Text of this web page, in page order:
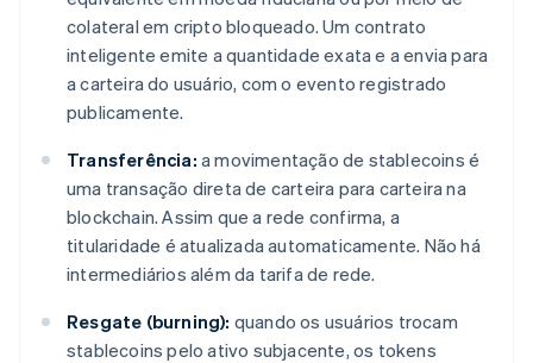
colateral em cripto bloqueado. Um contrato
inteligente emite a quantidade exata e a envia para
a carteira do usuário, com o evento registrado
publicamente.
Transferência: a movimentação de stablecoins é
uma transação direta de carteira para carteira na
blockchain. Assim que a rede confirma, a
titularidade é atualizada automaticamente. Não há
intermediários além da tarifa de rede.
Resgate (burning): quando os usuários trocam
stablecoins pelo ativo subjacente, os tokens